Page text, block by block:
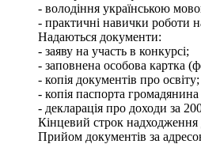
- володіння українською
- практичні навички роботи
Надаються документи:
- заяву на участь в конкурсі;
- заповнена особова картка
- копія документів про освіту;
- копія паспорта
- декларація про доходи за
Кінцевий строк надходження
Прийом документів за